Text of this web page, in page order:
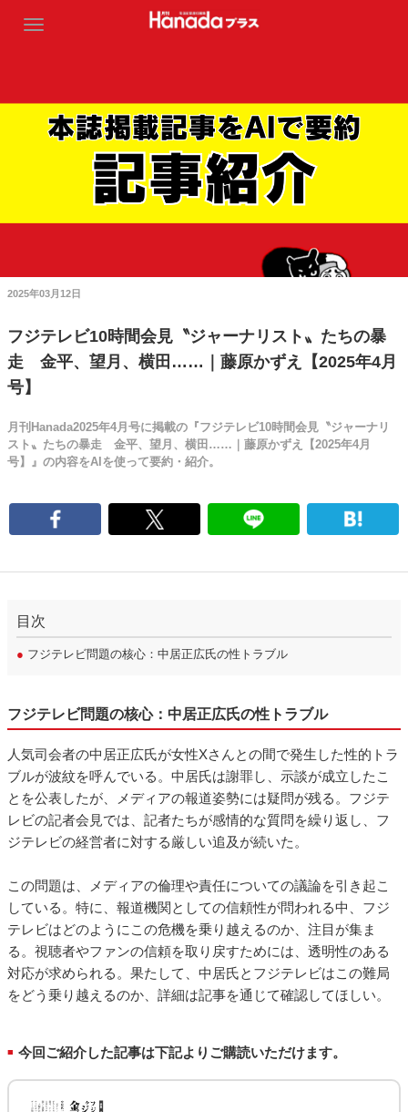
2025年03月12日
フジテレビ10時間会見〝ジャーナリスト〟たちの暴
走 金平、望月、横田……｜藤原かずえ【2025年4月
号】
月刊Hanada2025年4月号に掲載の『フジテレビ10時間会見〝ジャーナリ
スト〟たちの暴走 金平、望月、横田……｜藤原かずえ【2025年4月
号】』の内容をAIを使って要約・紹介。
目次
● フジテレビ問題の核心：中居正広氏の性トラブル
フジテレビ問題の核心：中居正広氏の性トラブル
人気司会者の中居正広氏が女性Xさんとの間で発生した性的トラ
ブルが波紋を呼んでいる。中居氏は謝罪し、示談が成立したこ
とを公表したが、メディアの報道姿勢には疑問が残る。フジテ
レビの記者会見では、記者たちが感情的な質問を繰り返し、フ
ジテレビの経営者に対する厳しい追及が続いた。
この問題は、メディアの倫理や責任についての議論を引き起こ
している。特に、報道機関としての信頼性が問われる中、フジ
テレビはどのようにこの危機を乗り越えるのか、注目が集ま
る。視聴者やファンの信頼を取り戻すためには、透明性のある
対応が求められる。果たして、中居氏とフジテレビはこの難局
をどう乗り越えるのか、詳細は記事を通じて確認してほしい。
■ 今回ご紹介した記事は下記よりご購読いただけます。